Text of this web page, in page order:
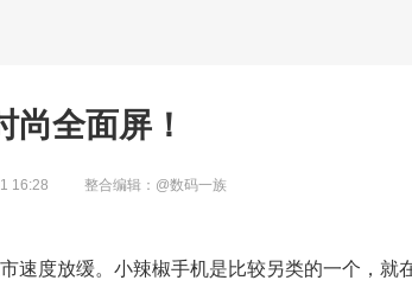
全面屏！
16:28 整合编辑： @数码一族
速度放缓。小辣椒手机是比较另类的一个，就